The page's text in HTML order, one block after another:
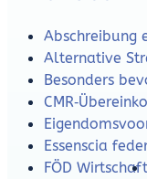
Abschreibung
Alternative
Besonders
Essenscia
FÖD Wirtschaft